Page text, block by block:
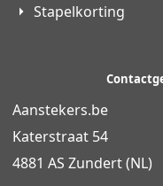
Stapelkorting
Aanstekers.be
Katerstraat 54
4881 AS Zundert (NL)